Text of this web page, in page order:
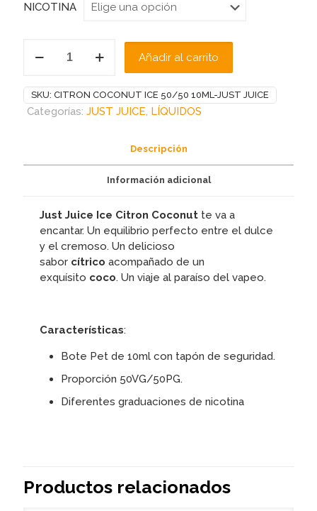
NICOTINA
COCONUT
50/50
10ML-
Añadir al carrito
SKU: CITRON COCONUT ICE 50/50 10ML-JUST JUICE
Categorías: JUST JUICE, LÍQUIDOS
Descripción
Información adicional
Just Juice Ice Citron Coconut te va a
encantar. Un equilibrio perfecto entre el dulce
y el cremoso. Un delicioso
sabor cítricoacompañado de un
exquísito coco. Un viaje al paraíso del vapeo.
Características:
Bote Pet de 10ml con tapón de seguridad.
Proporción 50VG/50PG.
Diferentes graduaciones de nicotina
Productos relacionados